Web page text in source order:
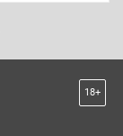
18+